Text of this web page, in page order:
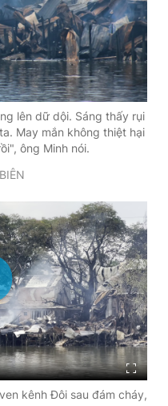
lên dữ dội. Sáng thấy rụi
May mắn không thiệt hại
ông Minh nói.
kênh Đôi sau đám cháy,